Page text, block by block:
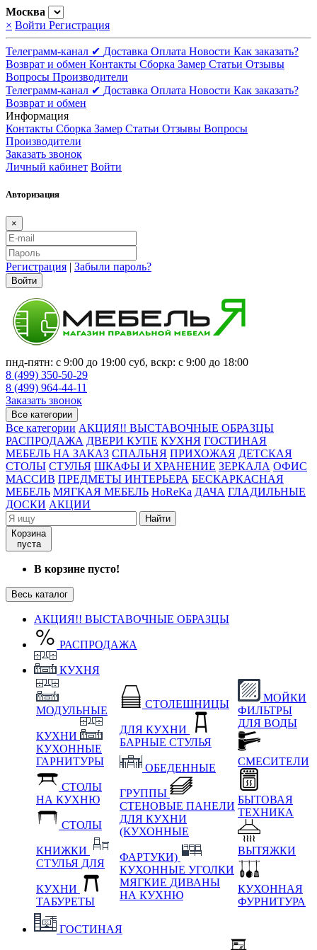
Москва
× Войти Регистрация
Телеграмм-канал ✔ Доставка Оплата Новости Как заказать?
Возврат и обмен Контакты Сборка Замер Статьи Отзывы
Вопросы Производители
Телеграмм-канал ✔ Доставка Оплата Новости Как заказать?
Возврат и обмен
Информация
Контакты Сборка Замер Статьи Отзывы Вопросы
Производители
Заказать звонок
Личный кабинет Войти
Авторизация
×
Регистрация | Забыли пароль?
Войти
пнд-пятн: с 9:00 до 19:00 суб, вскр: с 9:00 до 18:00
8 (499) 350-50-29
8 (499) 964-44-11
Заказать звонок
Все категории
Все категории АКЦИЯ!! ВЫСТАВОЧНЫЕ ОБРАЗЦЫ
РАСПРОДАЖА ДВЕРИ КУПЕ КУХНЯ ГОСТИНАЯ
МЕБЕЛЬ НА ЗАКАЗ СПАЛЬНЯ ПРИХОЖАЯ ДЕТСКАЯ
СТОЛЫ СТУЛЬЯ ШКАФЫ И ХРАНЕНИЕ ЗЕРКАЛА ОФИС
МАССИВ ПРЕДМЕТЫ ИНТЕРЬЕРА БЕСКАРКАСНАЯ
МЕБЕЛЬ МЯГКАЯ МЕБЕЛЬ HoReKa ДАЧА ГЛАДИЛЬНЫЕ
ДОСКИ АКЦИИ
Найти
Корзина
пуста
В корзине пусто!
Весь каталог
АКЦИЯ!! ВЫСТАВОЧНЫЕ ОБРАЗЦЫ
РАСПРОДАЖА
КУХНЯ
МОДУЛЬНЫЕ
КУХНИ
КУХОННЫЕ
ГАРНИТУРЫ
СТОЛЫ
НА КУХНЮ
СТОЛЫ
КНИЖКИ
СТУЛЬЯ ДЛЯ
КУХНИ
ТАБУРЕТЫ
СТОЛЕШНИЦЫ
ДЛЯ КУХНИ
БАРНЫЕ СТУЛЬЯ
ОБЕДЕННЫЕ
ГРУППЫ
СТЕНОВЫЕ ПАНЕЛИ
ДЛЯ КУХНИ
(КУХОННЫЕ
ФАРТУКИ)
КУХОННЫЕ УГОЛКИ
МЯГКИЕ ДИВАНЫ
НА КУХНЮ
МОЙКИ
ФИЛЬТРЫ
ДЛЯ ВОДЫ
СМЕСИТЕЛИ
БЫТОВАЯ
ТЕХНИКА
ВЫТЯЖКИ
КУХОННАЯ
ФУРНИТУРА
ГОСТИНАЯ